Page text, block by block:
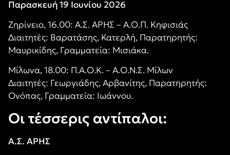
Παρασκευή 19 Ιουνίου 2026
Ζηρίνειο, 16.00: Α.Σ. ΑΡΗΣ – Α.Ο.Π. Κηφισιάς
Διαιτητές: Βαρατάσης, Κατερλή, Παρατηρητής:
Μαυρικίδης, Γραμματεία: Μισιάκα.
Μίλωνα, 18.00: Π.Α.Ο.Κ. – Α.Ο.Ν.Σ. Μίλων
Διαιτητές: Γεωργιάδης, Αρβανίτης, Παρατηρητής:
Ονόπας, Γραμματεία: Ιωάννου.
Οι τέσσερις αντίπαλοι:
Α.Σ. ΑΡΗΣ